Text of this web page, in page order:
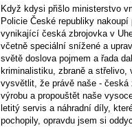
Když kdysi přišlo ministerstvo
Policie České republiky
vynikající česká zbrojovka v
včetně speciální snížené a
světě doslova pojmem a řada
kriminalistiku, zbraně a střelivo,
vysvětlit, že právě naše - česká
výrobu a propouštět naše
letitý servis a náhradní díly,
pochopily, opravdu jsem si